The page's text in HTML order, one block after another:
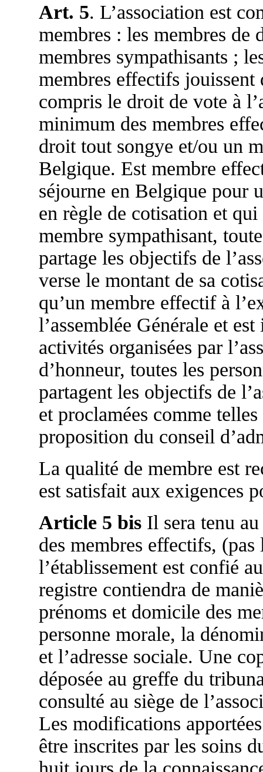
Art. 5. L’association est
membres : les membres de
membres sympathisants ;
membres effectifs
compris le droit de vote à
minimum des membres
droit tout songye et/ou un
Belgique. Est membre
séjourne en Belgique pour
en règle de cotisation et
membre sympathisant,
partage les objectifs de
verse le montant de sa
qu’un membre effectif à
l’assemblée Générale et
activités organisées par
d’honneur, toutes les
partagent les objectifs de
et proclamées comme
proposition du conseil
La qualité de membre est
est satisfait aux exigences
Article 5 bisIl sera tenu au
des membres effectifs,
l’établissement est confié
registre contiendra de
prénoms et domicile des
personne morale, la
et l’adresse sociale. Une
déposée au greffe du
consulté au siège de
Les modifications
être inscrites par les soins